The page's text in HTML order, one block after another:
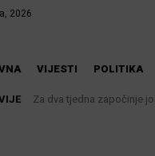
2026
VIJESTI POLITIKA
Za dva tjedna započinje
U Županji održana